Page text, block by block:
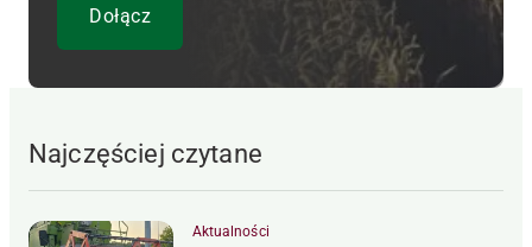
Najczęściej czytane
Aktualności